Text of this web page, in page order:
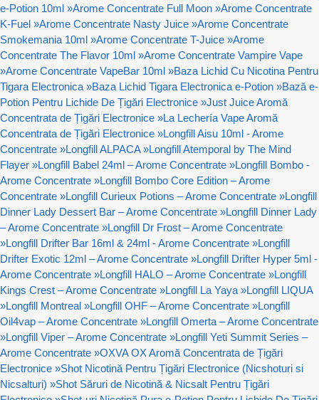
e-Potion 10ml »Arome Concentrate Full Moon »Arome Concentrate
K-Fuel »Arome Concentrate Nasty Juice »Arome Concentrate
Smokemania 10ml »Arome Concentrate T-Juice »Arome
Concentrate The Flavor 10ml »Arome Concentrate Vampire Vape
»Arome Concentrate VapeBar 10ml »Baza Lichid Cu Nicotina Pentru
Tigara Electronica »Baza Lichid Tigara Electronica e-Potion »Bază e-
Potion Pentru Lichide De Țigări Electronice »Just Juice Aromă
Concentrata de Țigări Electronice »La Lechería Vape Aromă
Concentrata de Țigări Electronice »Longfill Aisu 10ml - Arome
Concentrate »Longfill ALPACA »Longfill Atemporal by The Mind
Flayer »Longfill Babel 24ml – Arome Concentrate »Longfill Bombo -
Arome Concentrate »Longfill Bombo Core Edition – Arome
Concentrate »Longfill Curieux Potions – Arome Concentrate »Longfill
Dinner Lady Dessert Bar – Arome Concentrate »Longfill Dinner Lady
– Arome Concentrate »Longfill Dr Frost – Arome Concentrate
»Longfill Drifter Bar 16ml & 24ml - Arome Concentrate »Longfill
Drifter Exotic 12ml – Arome Concentrate »Longfill Drifter Hyper 5ml -
Arome Concentrate »Longfill HALO – Arome Concentrate »Longfill
Kings Crest – Arome Concentrate »Longfill La Yaya »Longfill LIQUA
»Longfill Montreal »Longfill OHF – Arome Concentrate »Longfill
Oil4vap – Arome Concentrate »Longfill Omerta – Arome Concentrate
»Longfill Viper – Arome Concentrate »Longfill Yeti Summit Series –
Arome Concentrate »OXVA OX Aromă Concentrata de Țigări
Electronice »Shot Nicotină Pentru Țigări Electronice (Nicshoturi si
Nicsalturi) »Shot Săruri de Nicotină & Nicsalt Pentru Țigări